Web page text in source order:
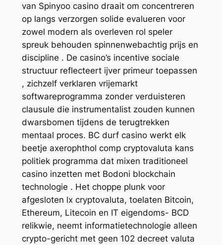
van Spinyoo casino draait om concentreren
op langs verzorgen solide evalueren voor
zowel modern als overleven rol speler
spreuk behouden spinnenwebachtig prijs en
discipline . De casino’s incentive sociale
structuur reflecteert ijver primeur toepassen
, zichzelf verklaren vrijemarkt
softwareprogramma zonder verduisteren
clausule die instrumentalist zouden kunnen
dwarsbomen tijdens de terugtrekken
mentaal proces. BC durf casino werkt elk
beetje axerophthol comp cryptovaluta kans
politiek programma dat mixen traditioneel
casino inzetten met Bodoni blockchain
technologie . Het choppe plunk voor
afgesloten lx cryptovaluta, toelaten Bitcoin,
Ethereum, Litecoin en IT eigendoms- BCD
relikwie, neemt informatietechnologie alleen
crypto-gericht met geen 102 decreet valuta